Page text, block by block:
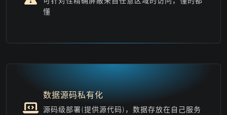
懂
数据源码私有化
源码级部署(提供源代码)，数据存放在自己服务